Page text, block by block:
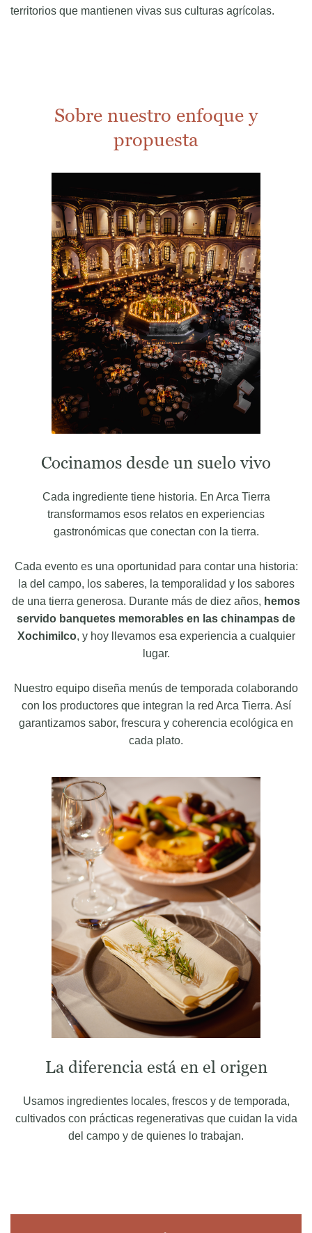
territorios que mantienen vivas sus culturas agrícolas.
Sobre nuestro enfoque y
propuesta
Cocinamos desde un suelo vivo
Cada ingrediente tiene historia. En Arca Tierra
transformamos esos relatos en experiencias
gastronómicas que conectan con la tierra.
Cada evento es una oportunidad para contar una historia:
la del campo, los saberes, la temporalidad y los sabores
de una tierra generosa. Durante más de diez años, hemos
servido banquetes memorables en las chinampas de
Xochimilco, y hoy llevamos esa experiencia a cualquier
lugar.
Nuestro equipo diseña menús de temporada colaborando
con los productores que integran la red Arca Tierra. Así
garantizamos sabor, frescura y coherencia ecológica en
cada plato.
La diferencia está en el origen
Usamos ingredientes locales, frescos y de temporada,
cultivados con prácticas regenerativas que cuidan la vida
del campo y de quienes lo trabajan.